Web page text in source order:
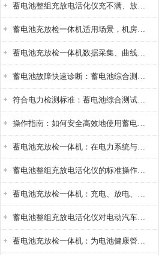
蓄电池整组充放电活化仪充不满、放不完怎么办？
蓄电池充放检一体机适用场景，机房基站变电站铅酸蓄电池维护检测应用
蓄电池充放检一体机数据采集、曲线分析与电池健康状态智能评估功能详解
蓄电池故障快速诊断：蓄电池综合测试仪判断落后电池的方法与标准
符合电力检测标准：蓄电池综合测试仪测试规范与精度校准方法详解
操作指南：如何安全高效地使用蓄电池智能活化仪？
蓄电池充放检一体机：在电力系统与储能设备中的创新应用，确保蓄电池性能与可靠性
蓄电池整组充放电活化仪的标准操作流程：从接线设置到充放电参数设定的安全规范
蓄电池充放检一体机：充电、放电、检测三功能集成设备
蓄电池整组充放电活化仪对电动汽车电池有帮助吗？
蓄电池充放检一体机：为电池健康管理提供一站式解决方案